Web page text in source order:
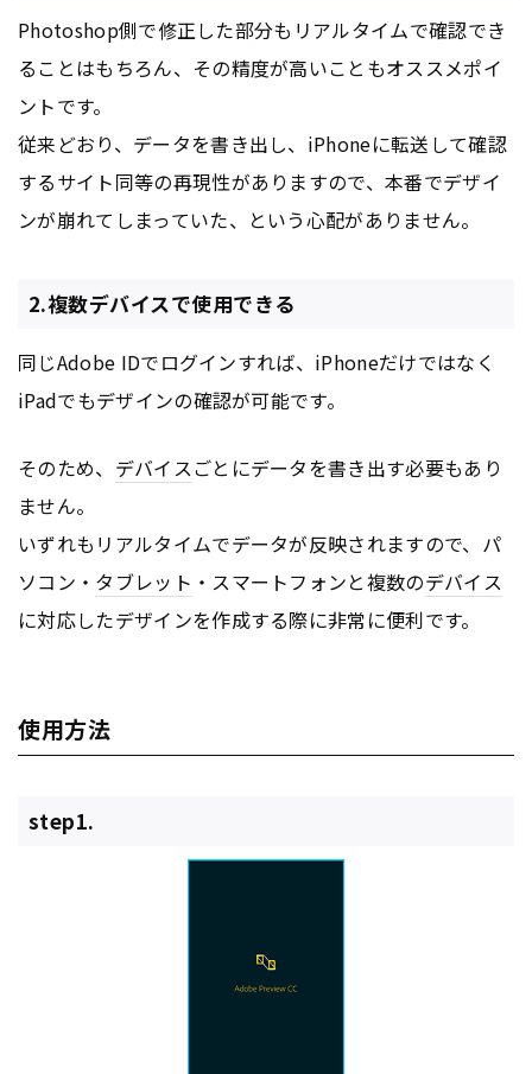
Photoshop側で修正した部分もリアルタイムで確認でき
ることはもちろん、その精度が高いこともオススメポイ
ントです。
従来どおり、データを書き出し、iPhoneに転送して確認
するサイト同等の再現性がありますので、本番でデザイ
ンが崩れてしまっていた、という心配がありません。
2.複数デバイスで使用できる
同じAdobe IDでログインすれば、iPhoneだけではなく
iPadでもデザインの確認が可能です。
そのため、 デバイスごとにデータを書き出す必要もあり
ません。
いずれもリアルタイムでデータが反映されますので、パ
ソコン・ タブレット ・スマートフォンと複数のデバイス
に対応したデザインを作成する際に非常に便利です。
使用方法
step1.